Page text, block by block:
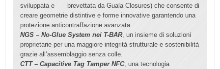
sviluppata e
brevettata da Guala Closures) che consente di
creare geometrie distintive e forme innovative garantendo una
protezione anticontraffazione avanzata.
NGS – No-Glue System nei T-BAR, un insieme di soluzioni
proprietarie per una maggiore integrità strutturale e sostenibilità
grazie all’assemblaggio senza colle.
CTT – Capacitive Tag Tamper NFC, una tecnologia